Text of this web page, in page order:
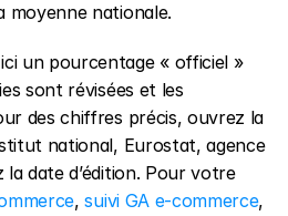
nationale.
un pourcentage « officiel »
sont révisées et les
national, Eurostat, agence
date d’édition. Pour votre
, suivi GA e-commerce